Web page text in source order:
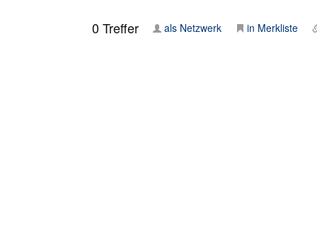
0Treffer als Netzwerk in Merkliste